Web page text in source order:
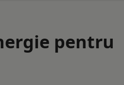
pentru